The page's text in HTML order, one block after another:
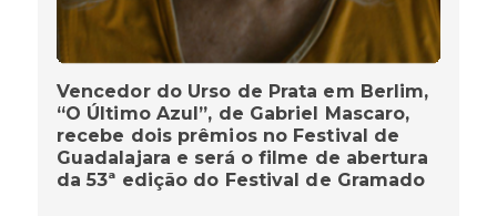
Vencedor do Urso de Prata em Berlim,
“O Último Azul”, de Gabriel Mascaro,
recebe dois prêmios no Festival de
Guadalajara e será o filme de abertura
da 53ª edição do Festival de Gramado